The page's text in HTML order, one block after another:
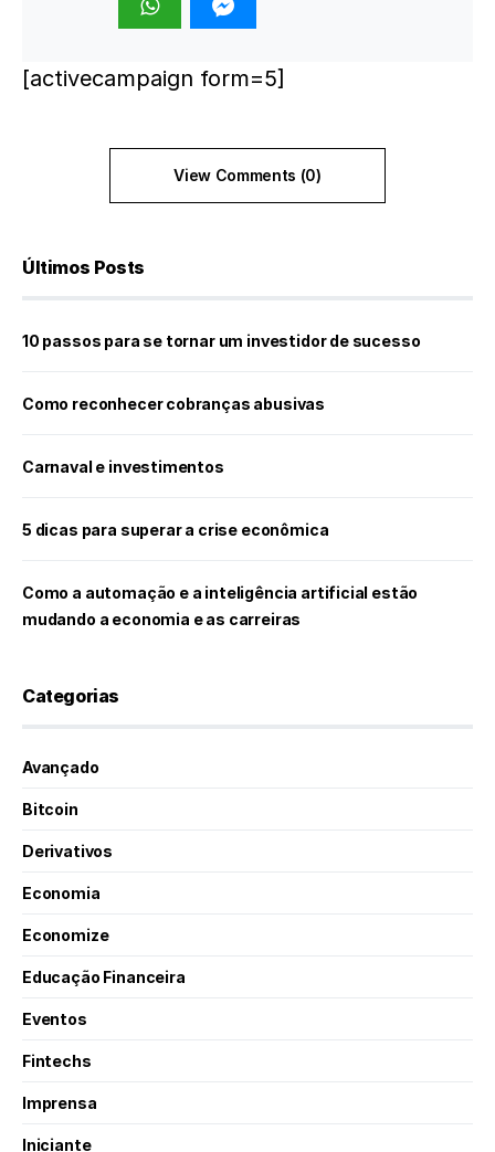
[activecampaign form=5]
View Comments (0)
Últimos Posts
10 passos para se tornar um investidor de sucesso
Como reconhecer cobranças abusivas
Carnaval e investimentos
5 dicas para superar a crise econômica
Como a automação e a inteligência artificial estão
mudando a economia e as carreiras
Categorias
Avançado
Bitcoin
Derivativos
Economia
Economize
Educação Financeira
Eventos
Fintechs
Imprensa
Iniciante